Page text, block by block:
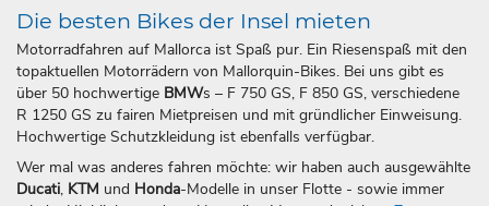
Die besten Bikes der Insel mieten
Motorradfahren auf Mallorca ist Spaß pur. Ein Riesenspaß mit den
topaktuellen Motorrädern von Mallorquin-Bikes. Bei uns gibt es
über 50 hochwertige BMWs – F 750 GS, F 850 GS, verschiedene
R 1250 GS zu fairen Mietpreisen und mit gründlicher Einweisung.
Hochwertige Schutzkleidung ist ebenfalls verfügbar.
Wer mal was anderes fahren möchte: wir haben auch ausgewählte
Ducati, KTM und Honda-Modelle in unser Flotte - sowie immer